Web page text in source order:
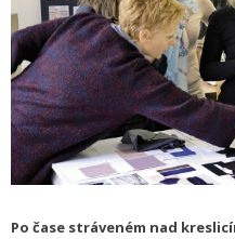
Po čase stráveném nad